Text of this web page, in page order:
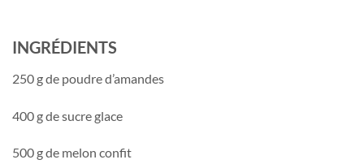
INGRÉDIENTS
250 g de poudre d’amandes
400 g de sucre glace
500 g de melon confit